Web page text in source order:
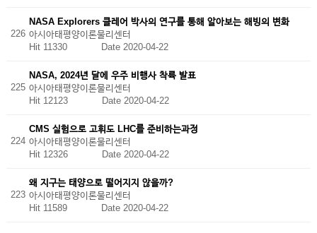
226
NASA Explorers 클레어 박사의 연구를 통해 알아보는 해빙의 변화
아시아태평양이론물리센터
Hit 11330 Date 2020-04-22
225
NASA, 2024년 달에 우주 비행사 착륙 발표
아시아태평양이론물리센터
Hit 12123 Date 2020-04-22
224
CMS 실험으로 고휘도 LHC를 준비하는과정
아시아태평양이론물리센터
Hit 12326 Date 2020-04-22
223
왜 지구는 태양으로 떨어지지 않을까?
아시아태평양이론물리센터
Hit 11589 Date 2020-04-22